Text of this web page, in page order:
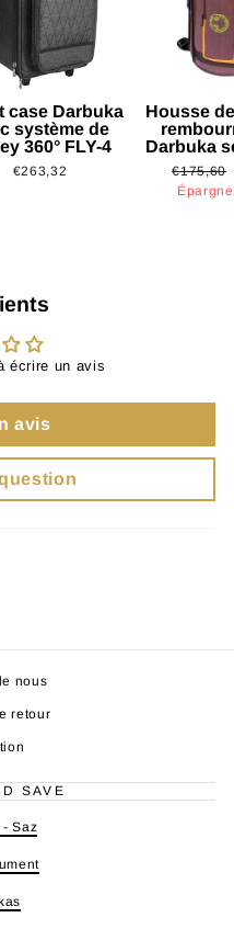
case Darbuka
système de
360° FLY-4
€263,32
Housse
Darbuka
Prix
régulier
€175,60
écrire un avis
avis
nous
retour
SAVE
- Saz